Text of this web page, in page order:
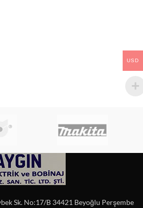
Sk. No:17/B 34421 Beyoğlu Perşembe
USD